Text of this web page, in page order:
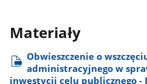
Materiały
Obwieszczenie o
administracyjnego w
inwestycji celu publicznego -